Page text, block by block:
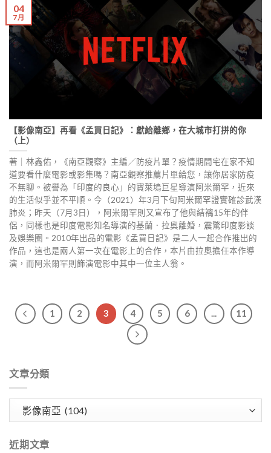
【影像南亞】再看《孟買日記》：獻給離鄉，在大城市打拼的你
（上）
著｜林鑫佑，《南亞觀察》主編／防疫片單？疫情期間宅在家不知
道要看什麼電影或影集嗎？南亞觀察推薦片單給您，讓你居家防疫
不無聊。被譽為「印度的良心」的寶萊塢巨星導演阿米爾罕，近來
的生活似乎並不平順。今（2021）年3月下旬阿米爾罕證實確診武漢
肺炎；昨天（7月3日），阿米爾罕則又宣布了他與結褵15年的伴
侶，同樣也是印度電影知名導演的基蘭．拉奧離婚，震驚印度影談
及娛樂圈。2010年出品的電影《孟買日記》是二人一起合作推出的
作品，這也是兩人第一次在電影上的合作，本片由拉奧擔任本作導
演，而阿米爾罕則飾演電影中其中一位主人翁。
04
7 月
1 2 3 4 5 6 ... 11
文章分類
類
近期文章